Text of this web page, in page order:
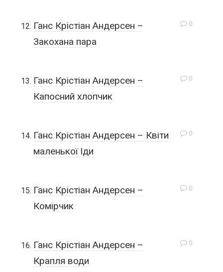
0
Ганс Крістіан Андерсен –
Закохана пара
0
Ганс Крістіан Андерсен –
Капосний хлопчик
0
Ганс Крістіан Андерсен – Квіти
маленької Іди
0
Ганс Крістіан Андерсен –
Комірчик
0
Ганс Крістіан Андерсен –
Крапля води